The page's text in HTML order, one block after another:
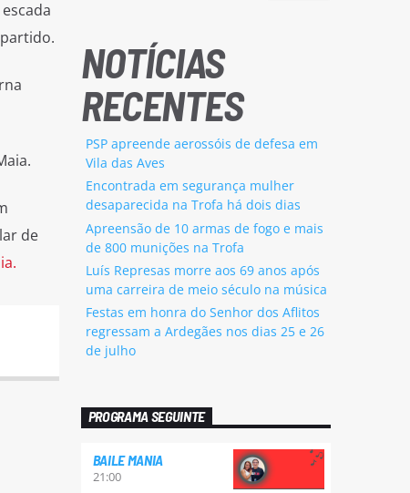
de
NOTÍCIAS
RECENTES
PSP apreende aerossóis de defesa em
Vila das Aves
Encontrada em segurança mulher
desaparecida na Trofa há dois dias
Apreensão de 10 armas de fogo e mais
de 800 munições na Trofa
Luís Represas morre aos 69 anos após
uma carreira de meio século na música
Festas em honra do Senhor dos Aflitos
regressam a Ardegães nos dias 25 e 26
de julho
PROGRAMA SEGUINTE
BAILE MANIA
21:00